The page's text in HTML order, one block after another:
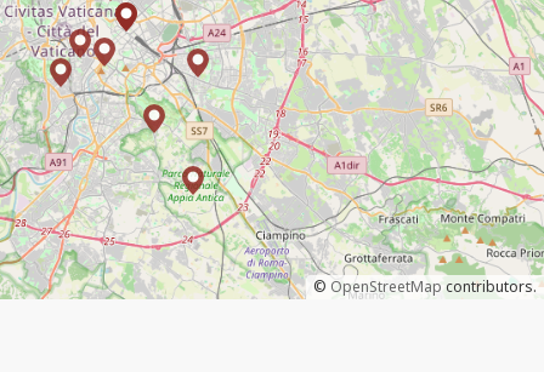
© OpenStreetMap contributors.